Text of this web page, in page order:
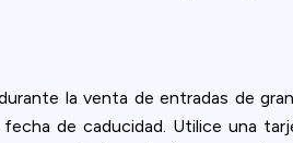
la venta de entradas de
de caducidad. Utilice una